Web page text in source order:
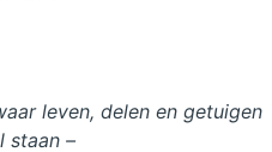
leven, delen en getuigen
staan –